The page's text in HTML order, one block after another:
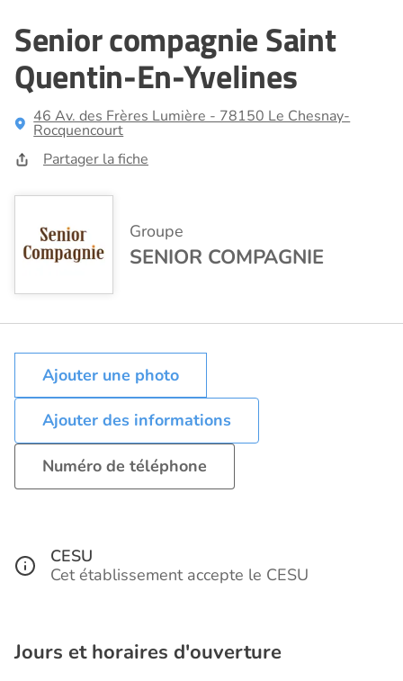
Senior compagnie Saint
Quentin-En-Yvelines
46 Av. des Frères Lumière - 78150 Le Chesnay-
Rocquencourt
Partager la fiche
Groupe
SENIOR COMPAGNIE
Ajouter des informations
Numéro de téléphone
CESU
Cet établissement accepte le CESU
Jours et horaires d'ouverture